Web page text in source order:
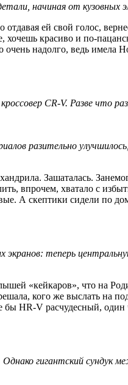
начиная от кузовных
ей свой голос,
красиво и по-
надолго, ведь
CR-V. Разве что
разительно
Зашаталась.
впрочем, хватало с
А скептики сидели по
теперь
«кейкаров», что на
кого же выслать на
HR-V расчудесный,
гигантский сундук